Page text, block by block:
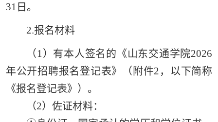
31日。
2.报名材料
（1）有本人签名的《山东交通学院2026
年公开招聘报名登记表》（附件2，以下简称
《报名登记表》） 。
（2）佐证材料：